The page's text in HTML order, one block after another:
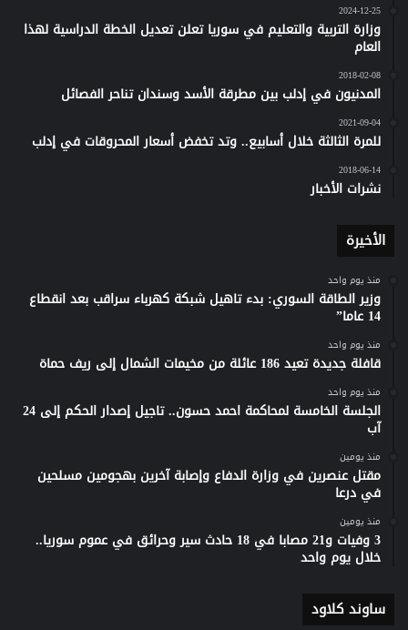
2024-12-25
وزارة التربية والتعليم في سوريا تعلن تعديل الخطة الدراسية لهذا
العام
2018-02-08
المدنيون في إدلب بين مطرقة الأسد وسندان تناحر الفصائل
2021-09-04
للمرة الثالثة خلال أسابيع.. وتد تخفض أسعار المحروقات في إدلب
2018-06-14
نشرات الأخبار
الأخيرة
منذ يوم واحد
وزير الطاقة السوري: بدء تاهيل شبكة كهرباء سراقب بعد انقطاع
14 عاما”
منذ يوم واحد
قافلة جديدة تعيد 186 عائلة من مخيمات الشمال إلى ريف حماة
منذ يوم واحد
الجلسة الخامسة لمحاكمة احمد حسون.. تاجيل إصدار الحكم إلى 24
آب
منذ يومين
مقتل عنصرين في وزارة الدفاع وإصابة آخرين بهجومين مسلحين
في درعا
منذ يومين
3 وفيات و21 مصابا في 18 حادث سير وحرائق في عموم سوريا..
خلال يوم واحد
ساوند كلاود